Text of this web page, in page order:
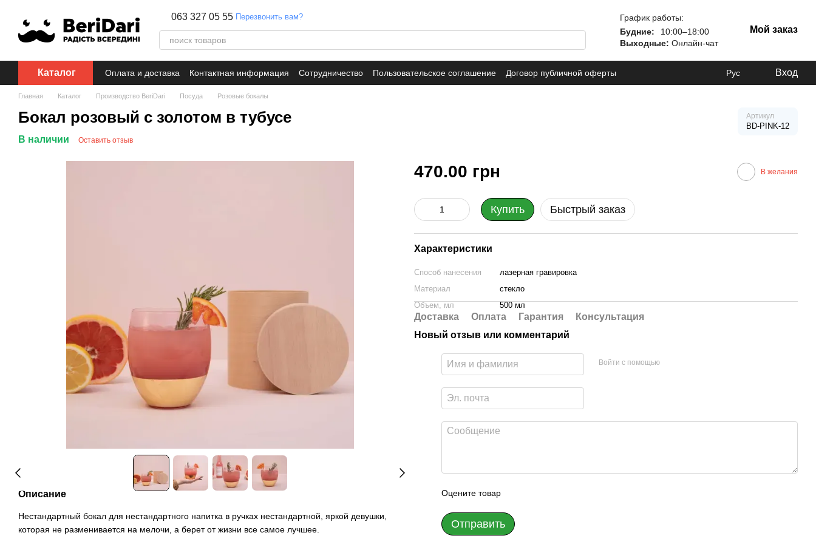
063 327 05 55 Перезвонить вам?
График работы:
Будние:
10:00–18:00
Выходные: Онлайн-чат
Мой заказ
Каталог Оплата и доставка Контактная информация Сотрудничество Пользовательское соглашение Договор публичной оферты Рус Вход
Главная Каталог Производство BeriDari Посуда Розовые бокалы
Бокал розовый с золотом в тубусе Артикул
BD-PINK-12
В наличии Оставить отзыв
Описание
Нестандартный бокал для нестандартного напитка в ручках нестандартной, яркой девушки,
которая не разменивается на мелочи, а берет от жизни все самое лучшее.
470.00 грн В желания
Купить Быстрый заказ
Характеристики
Способ нанесения
лазерная гравировка
Материал
стекло
Объем, мл
500 мл
Доставка Оплата Гарантия
Консультация
Новый отзыв или комментарий
Войти с помощью
Оцените товар
Отправить